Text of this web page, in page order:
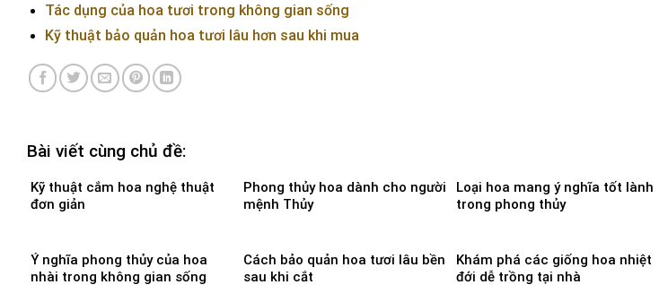
Tác dụng của hoa tươi trong không gian sống
Kỹ thuật bảo quản hoa tươi lâu hơn sau khi mua
Bài viết cùng chủ đề:
Kỹ thuật cắm hoa nghệ thuật
đơn giản
Phong thủy hoa dành cho người
mệnh Thủy
Loại hoa mang ý nghĩa tốt lành
trong phong thủy
Ý nghĩa phong thủy của hoa
nhài trong không gian sống
Cách bảo quản hoa tươi lâu bền
sau khi cắt
Khám phá các giống hoa nhiệt
đới dễ trồng tại nhà